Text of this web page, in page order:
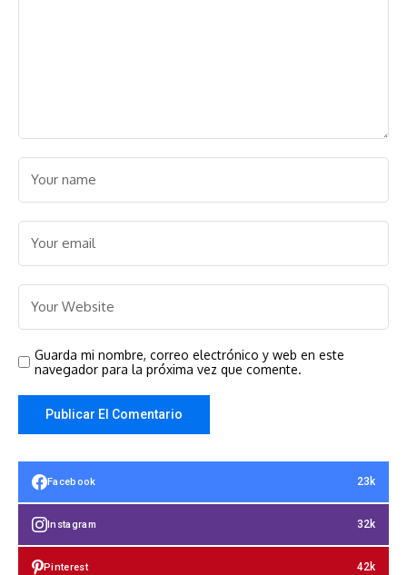
Guarda mi nombre, correo electrónico y web en este
navegador para la próxima vez que comente.
Facebook 23k
Instagram 32k
Pinterest 42k